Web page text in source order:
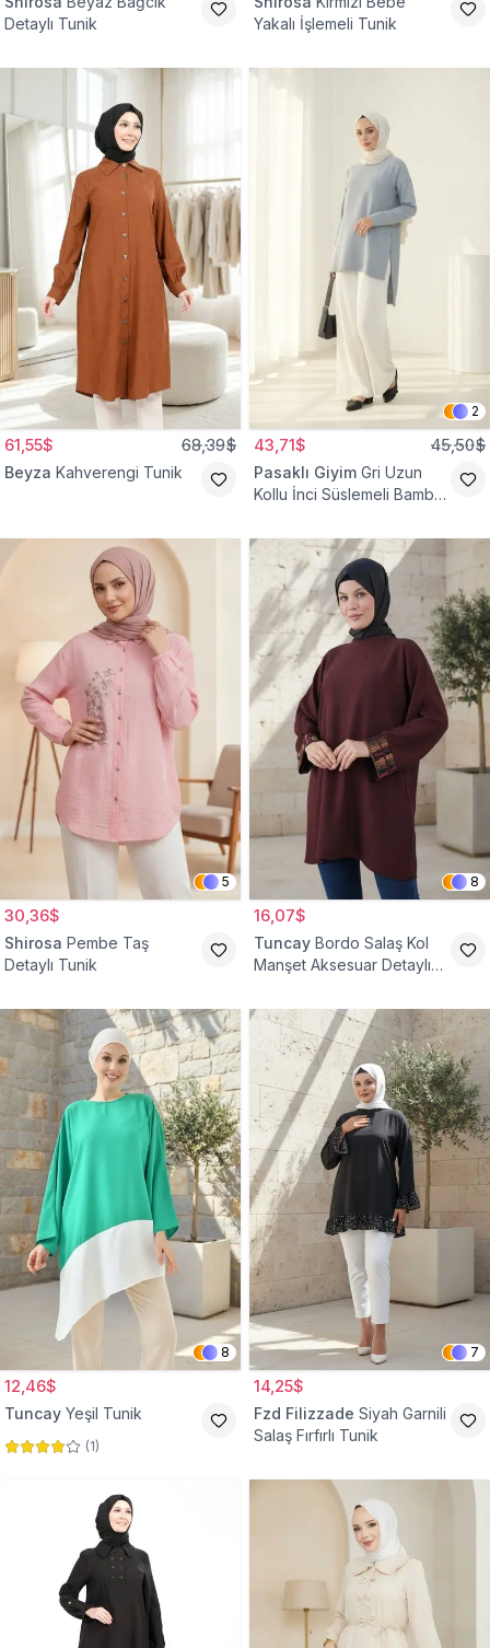
Detaylı Tunik
Yakalı İşlemeli Tunik
61,55$ 68,39$
Beyza Kahverengi Tunik
2
43,71$ 45,50$
Pasaklı Giyim Gri Uzun
Kollu İnci Süslemeli Bambu
5
30,36$
Shirosa Pembe Taş
Detaylı Tunik
8
16,07$
Tuncay Bordo Salaş Kol
Manşet Aksesuar Detaylı
8
12,46$
Tuncay Yeşil Tunik
(1)
7
14,25$
Fzd Filizzade Siyah Garnili
Salaş Fırfırlı Tunik